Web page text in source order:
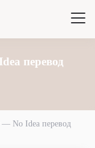
перевод
No Idea перевод